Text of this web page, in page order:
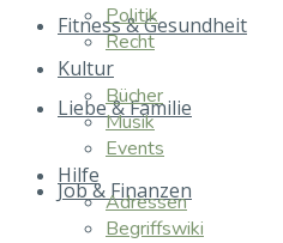
Fitness & Gesundheit
Liebe & Familie
Job & Finanzen
Politik
Recht
Kultur
Bücher
Musik
Events
Hilfe
Adressen
Begriffswiki